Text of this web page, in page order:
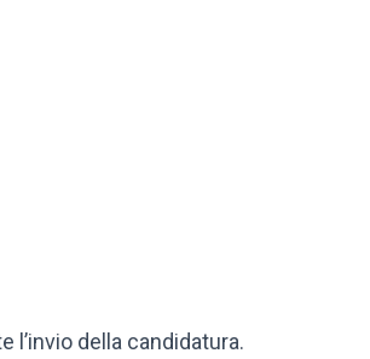
della candidatura.